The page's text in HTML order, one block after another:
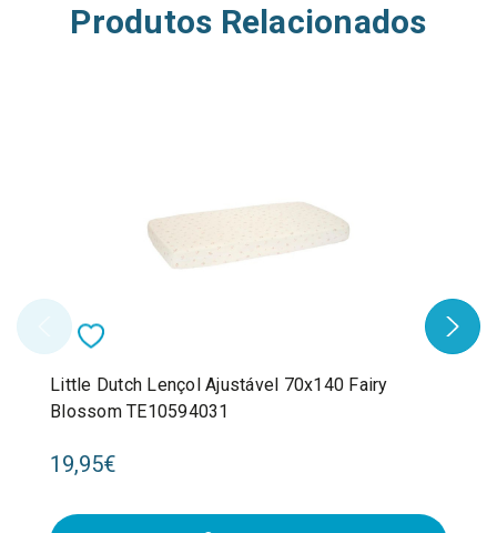
Produtos Relacionados
Little Dutch Lençol Ajustável 70x140 Fairy
Blossom TE10594031
19,95€